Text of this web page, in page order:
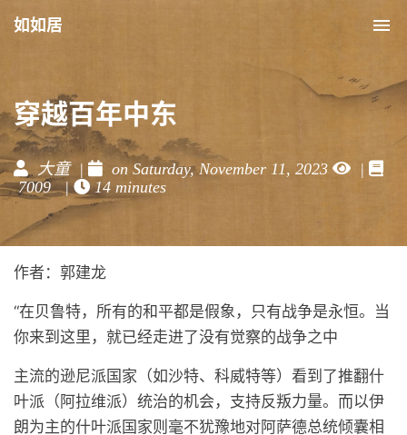
如如居
穿越百年中东
大童 | on Saturday, November 11, 2023
|
7009 |
14 minutes
作者：郭建龙
“在贝鲁特，所有的和平都是假象，只有战争是永恒。当
你来到这里，就已经走进了没有觉察的战争之中
主流的逊尼派国家（如沙特、科威特等）看到了推翻什
叶派（阿拉维派）统治的机会，支持反叛力量。而以伊
朗为主的什叶派国家则毫不犹豫地对阿萨德总统倾囊相